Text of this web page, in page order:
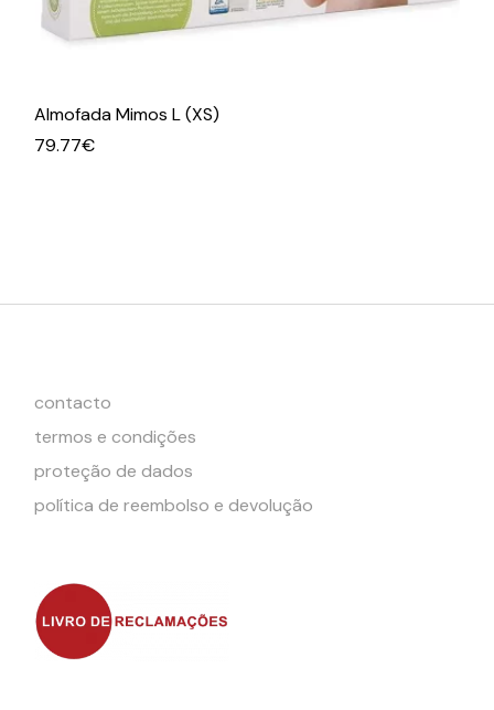
Almofada Mimos L (XS)
79.77€
contacto
termos e condições
proteção de dados
política de reembolso e devolução